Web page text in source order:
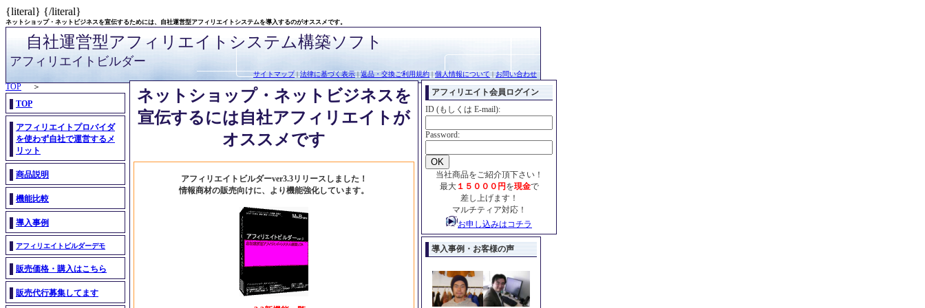
{literal} {/literal}
ネットショップ・ネットビジネスを宣伝するためには、自社運営型アフィリエイトシステムを導入するのがオススメです。
自社運営型アフィリエイトシステム構築ソフト
アフィリエイトビルダー
サイトマップ|法律に基づく表示|返品・交換ご利用規約|個人情報について|お問い合わせ
ネットショップ・ネットビジネスを
宣伝するには自社アフィリエイトが
オススメです
アフィリエイトビルダーver3.3リリースしました！
情報商材の販売向けに、より機能強化しています。
TOP
＞
TOP
アフィリエイトプロバイダ
を使わず自社で運営するメ
リット
商品説明
機能比較
導入事例
アフィリエイトビルダーデモ
販売価格・購入はこちら
販売代行募集してます
アフィリエイト会員ログイン
ID (もしくは E-mail):
Password:
当社商品をご紹介頂下さい！
最大１５０００円 を現金で
差し上げます！
マルチティア対応！
お申し込みはコチラ
導入事例・お客様の声